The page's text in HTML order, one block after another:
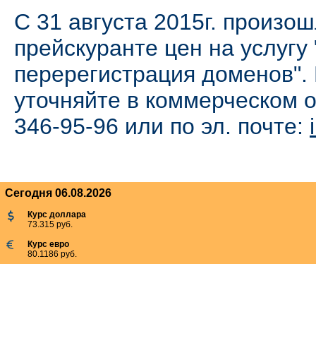
C 31 августа 2015г.
прейскуранте цен на
перерегистрация
уточняйте в коммерческом
346-95-96 или по эл. почте:
Сегодня 06.08.2026
Курс доллара
73.315 руб.
Курс евро
80.1186 руб.